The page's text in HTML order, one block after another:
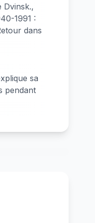
Dvinsk.,
1991 :
dans
sa
pendant